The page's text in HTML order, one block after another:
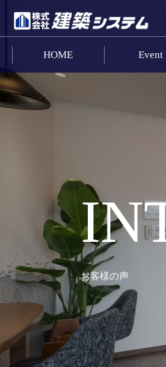
HOME Event
お客様の声
HOME
商品ラインナップ
施工事例
お客様の声
リフォーム･リノベーション
採用情報
モデルハウス
ルームツアー